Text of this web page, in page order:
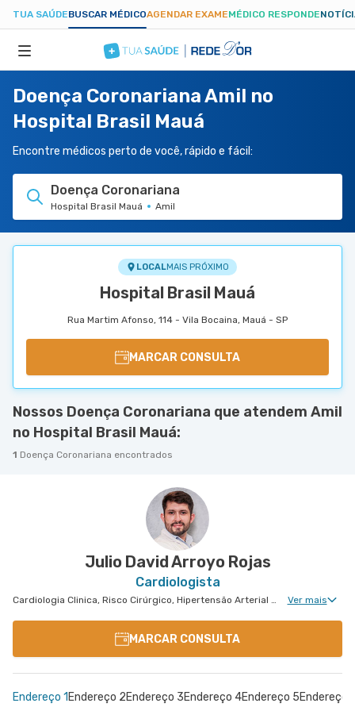
TUA SAÚDEBUSCAR MÉDICOAGENDAR EXAMEMÉDICO RESPONDE
ESPECIALIDADES
HOSPITAIS
TUASAUDE.COM
Doença Coronariana Amil no
Hospital Brasil Mauá
Encontre médicos perto de você, rápido e fácil:
Doença Coronariana
Hospital Brasil Mauá Amil
LOCALMAIS PRÓXIMO
Hospital Brasil Mauá
Rua Martim Afonso, 114 - Vila Bocaina, Mauá - SP
MARCAR CONSULTA
Nossos Doença Coronariana que atendem Amil
no Hospital Brasil Mauá:
1 Doença Coronariana encontrados
Julio David Arroyo Rojas
Cardiologista
Cardiologia Clinica, Risco Cirúrgico, Hipertensão Arterial Refratária, Doença Coronariana, Tratamento de Miocardiopatia Ver mais
MARCAR CONSULTA
Endereço 1 Endereço 2Endereço 3Endereço 4Endereço 5Endereço